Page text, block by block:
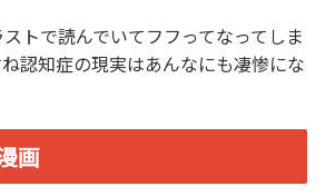
トで読んでいてフフってなってしま
認知症の現実はあんなにも凄惨にな
画